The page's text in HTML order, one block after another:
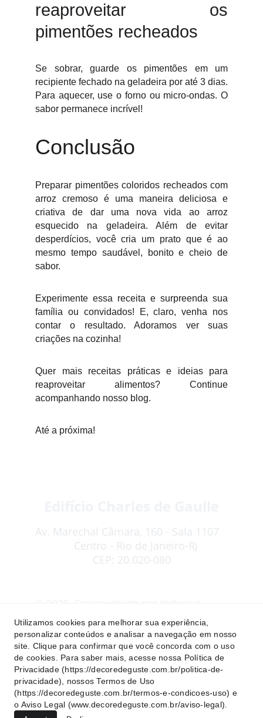
reaproveitar os
pimentões recheados
Se sobrar, guarde os pimentões em um
recipiente fechado na geladeira por até 3 dias.
Para aquecer, use o forno ou micro-ondas. O
sabor permanece incrível!
Conclusão
Preparar pimentões coloridos recheados com
arroz cremoso é uma maneira deliciosa e
criativa de dar uma nova vida ao arroz
esquecido na geladeira. Além de evitar
desperdícios, você cria um prato que é ao
mesmo tempo saudável, bonito e cheio de
sabor.
Experimente essa receita e surpreenda sua
família ou convidados! E, claro, venha nos
contar o resultado. Adoramos ver suas
criações na cozinha!
Quer mais receitas práticas e ideias para
reaproveitar alimentos? Continue
acompanhando nosso blog.
Até a próxima!
Siga-nos no
Av. Marechal Câmara, 160 - Sala 1107
   Centro - Rio de Janeiro-RJ
CEP: 20.020-080
Todos os direitos reservados. Acesse os
Termos e Condições de Uso, as
Políticas de Privacidade e o Aviso Legal
do site.
Utilizamos cookies para melhorar sua experiência,
personalizar conteúdos e analisar a navegação em nosso
site. Clique para confirmar que você concorda com o uso
de cookies. Para saber mais, acesse nossa Política de
Privacidade (https://decoredeguste.com.br/politica-de-
privacidade), nossos Termos de Uso
(https://decoredeguste.com.br/termos-e-condicoes-uso) e
o Aviso Legal (www.decoredeguste.com.br/aviso-legal).